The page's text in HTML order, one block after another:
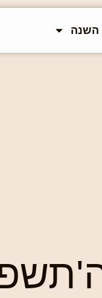
השנה